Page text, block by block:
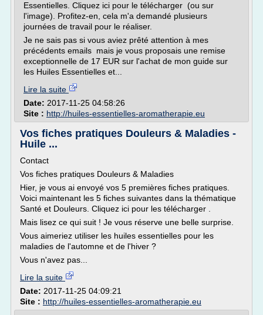
Essentielles. Cliquez ici pour le télécharger (ou sur
l'image). Profitez-en, cela m'a demandé plusieurs
journées de travail pour le réaliser.
Je ne sais pas si vous aviez prêté attention à mes
précédents emails mais je vous proposais une remise
exceptionnelle de 17 EUR sur l'achat de mon guide sur
les Huiles Essentielles et...
Lire la suite
Date: 2017-11-25 04:58:26
Site : http://huiles-essentielles-aromatherapie.eu
Vos fiches pratiques Douleurs & Maladies -
Huile ...
Contact
Vos fiches pratiques Douleurs & Maladies
Hier, je vous ai envoyé vos 5 premières fiches pratiques.
Voici maintenant les 5 fiches suivantes dans la thématique
Santé et Douleurs. Cliquez ici pour les télécharger .
Mais lisez ce qui suit ! Je vous réserve une belle surprise.
Vous aimeriez utiliser les huiles essentielles pour les
maladies de l'automne et de l'hiver ?
Vous n'avez pas...
Lire la suite
Date: 2017-11-25 04:09:21
Site : http://huiles-essentielles-aromatherapie.eu